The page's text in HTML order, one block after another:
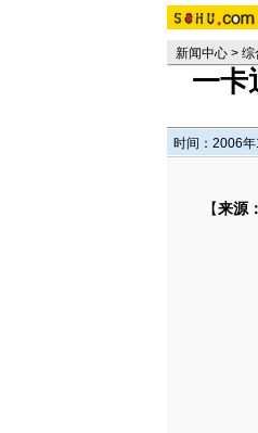
新闻中心 > 综
一卡
时间：2006
【来源